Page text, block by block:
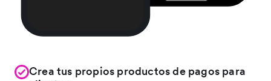
Crea tus propios productos de pagos para